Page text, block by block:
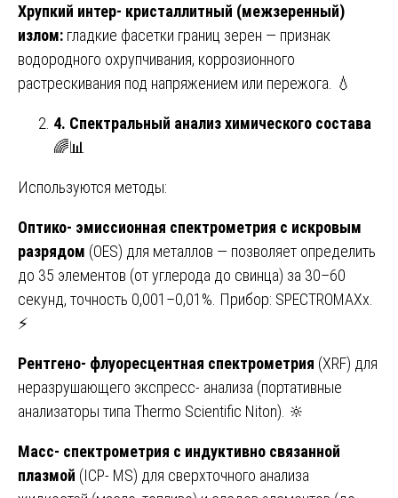
Хрупкий интер- кристаллитный (межзеренный)
излом: гладкие фасетки границ зерен — признак
водородного охрупчивания, коррозионного
растрескивания под напряжением или пережога. 💧
4. Спектральный анализ химического состава
🌈📊
Используются методы:
Оптико- эмиссионная спектрометрия с искровым
разрядом (OES) для металлов — позволяет определить
до 35 элементов (от углерода до свинца) за 30–60
секунд, точность 0,001–0,01%. Прибор: SPECTROMAXx.
⚡
Рентгено- флуоресцентная спектрометрия (XRF) для
неразрушающего экспресс- анализа (портативные
анализаторы типа Thermo Scientific Niton). 🔆
Масс- спектрометрия с индуктивно связанной
плазмой (ICP- MS) для сверхточного анализа